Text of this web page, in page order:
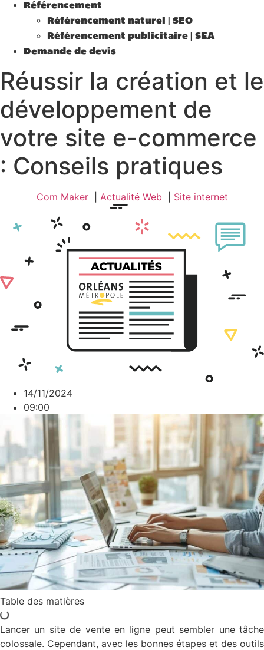
Référencement
Référencement naturel | SEO
Référencement publicitaire | SEA
Demande de devis
Réussir la création et le
développement de
votre site e-commerce
: Conseils pratiques
Com Maker Actualité Web Site internet
14/11/2024
09:00
Table des matières
Lancer un site de vente en ligne peut sembler une tâche
colossale. Cependant, avec les bonnes étapes et des outils